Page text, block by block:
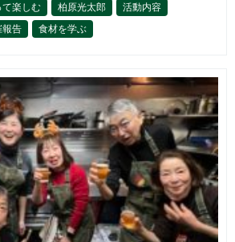
て楽しむ 柏原光太郎
活動内容
報告 食材を学ぶ